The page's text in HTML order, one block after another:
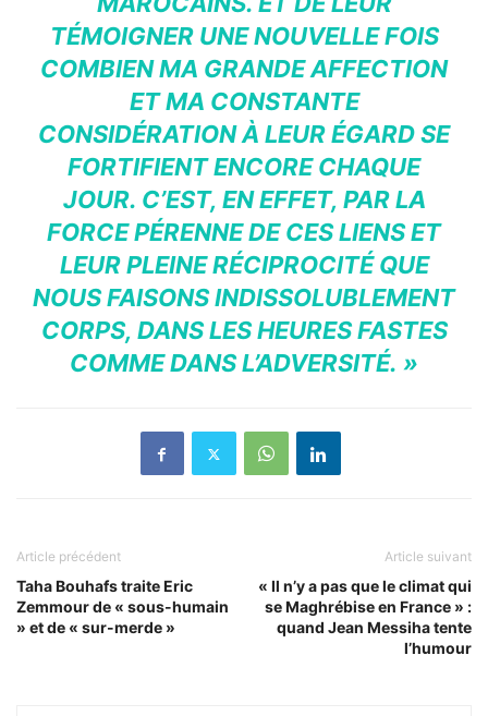
TÉMOIGNER UNE NOUVELLE FOIS
COMBIEN MA GRANDE AFFECTION
ET MA CONSTANTE
CONSIDÉRATION À LEUR ÉGARD SE
FORTIFIENT ENCORE CHAQUE
JOUR. C’EST, EN EFFET, PAR LA
FORCE PÉRENNE DE CES LIENS ET
LEUR PLEINE RÉCIPROCITÉ QUE
NOUS FAISONS INDISSOLUBLEMENT
CORPS, DANS LES HEURES FASTES
COMME DANS L’ADVERSITÉ. »
Article précédent
Taha Bouhafs traite Eric
Zemmour de « sous-humain
» et de « sur-merde »
Article suivant
« Il n’y a pas que le climat qui
se Maghrébise en France » :
quand Jean Messiha tente
l’humour